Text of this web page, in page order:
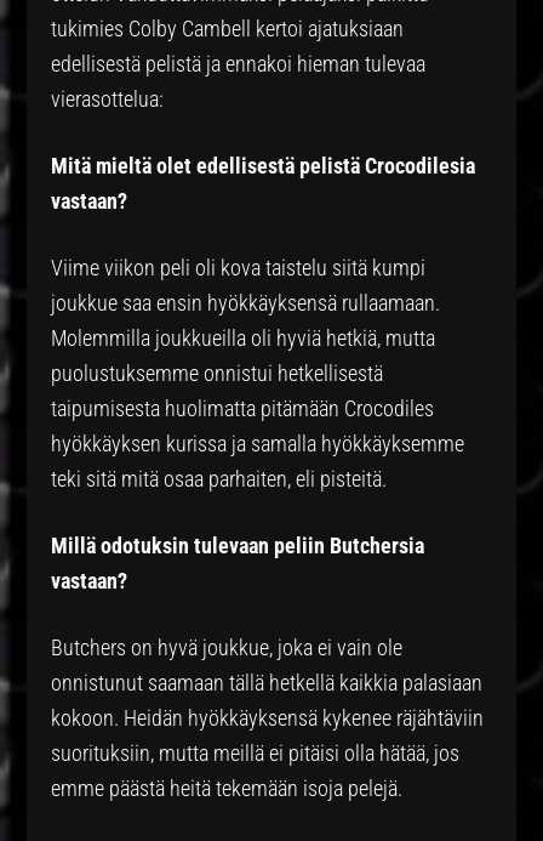
tukimies Colby Cambell kertoi ajatuksiaan
edellisestä pelistä ja ennakoi hieman tulevaa
vierasottelua:
Mitä mieltä olet edellisestä pelistä Crocodilesia
vastaan?
Viime viikon peli oli kova taistelu siitä kumpi
joukkue saa ensin hyökkäyksensä rullaamaan.
Molemmilla joukkueilla oli hyviä hetkiä, mutta
puolustuksemme onnistui hetkellisestä
taipumisesta huolimatta pitämään Crocodiles
hyökkäyksen kurissa ja samalla hyökkäyksemme
teki sitä mitä osaa parhaiten, eli pisteitä.
Millä odotuksin tulevaan peliin Butchersia
vastaan?
Butchers on hyvä joukkue, joka ei vain ole
onnistunut saamaan tällä hetkellä kaikkia palasiaan
kokoon. Heidän hyökkäyksensä kykenee räjähtäviin
suorituksiin, mutta meillä ei pitäisi olla hätää, jos
emme päästä heitä tekemään isoja pelejä.